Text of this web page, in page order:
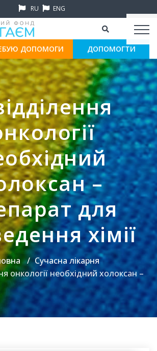
RU ENG
ДОПОМОГИ ДОПОМОГТИ
–
для
хімії
Сучасна лікарня
онкології необхідний холоксан –